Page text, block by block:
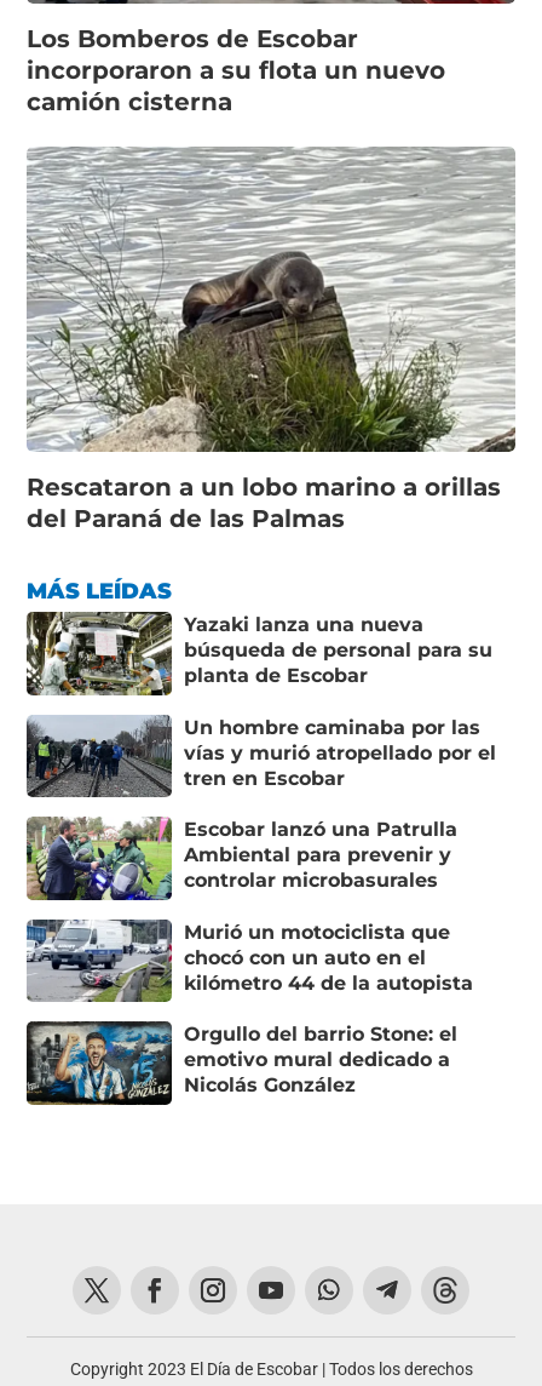
Los Bomberos de Escobar
incorporaron a su flota un nuevo
camión cisterna
Rescataron a un lobo marino a orillas
del Paraná de las Palmas
MÁS LEÍDAS
Yazaki lanza una nueva
búsqueda de personal para su
planta de Escobar
Un hombre caminaba por las
vías y murió atropellado por el
tren en Escobar
Escobar lanzó una Patrulla
Ambiental para prevenir y
controlar microbasurales
Murió un motociclista que
chocó con un auto en el
kilómetro 44 de la autopista
Orgullo del barrio Stone: el
emotivo mural dedicado a
Nicolás González
Copyright 2023 El Día de Escobar | Todos los derechos